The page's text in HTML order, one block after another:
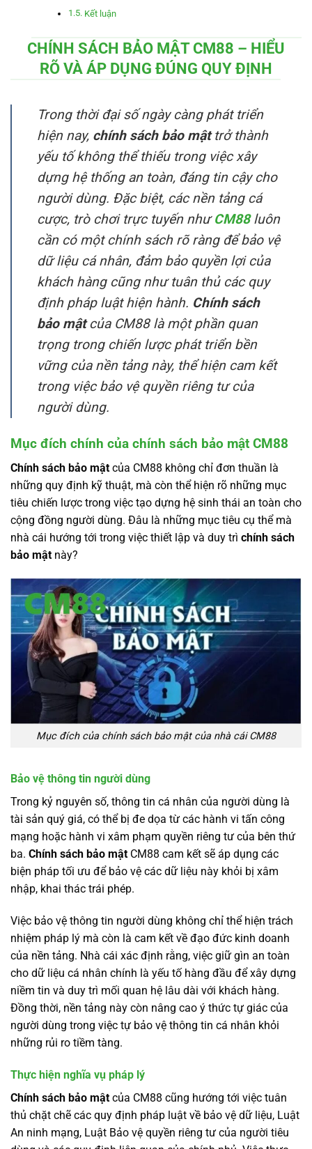
Kết luận
CHÍNH SÁCH BẢO MẬT CM88 – HIỂU
RÕ VÀ ÁP DỤNG ĐÚNG QUY ĐỊNH
Trong thời đại số ngày càng phát triển
hiện nay, chính sách bảo mậttrở thành
yếu tố không thể thiếu trong việc xây
dựng hệ thống an toàn, đáng tin cậy cho
người dùng. Đặc biệt, các nền tảng cá
cược, trò chơi trực tuyến nhưCM88luôn
cần có một chính sách rõ ràng để bảo vệ
dữ liệu cá nhân, đảm bảo quyền lợi của
khách hàng cũng như tuân thủ các quy
định pháp luật hiện hành. Chính sách
bảo mậtcủa CM88 là một phần quan
trọng trong chiến lược phát triển bền
vững của nền tảng này, thể hiện cam kết
trong việc bảo vệ quyền riêng tư của
người dùng.
Mục đích chính của chính sách bảo mật CM88
Chính sách bảo mật của CM88 không chỉ đơn thuần là
những quy định kỹ thuật, mà còn thể hiện rõ những mục
tiêu chiến lược trong việc tạo dựng hệ sinh thái an toàn cho
cộng đồng người dùng. Đâu là những mục tiêu cụ thể mà
nhà cái hướng tới trong việc thiết lập và duy trì chính sách
bảo mật này?
Mục đích của chính sách bảo mật của nhà cái CM88
Bảo vệ thông tin người dùng
Trong kỷ nguyên số, thông tin cá nhân của người dùng là
tài sản quý giá, có thể bị đe dọa từ các hành vi tấn công
mạng hoặc hành vi xâm phạm quyền riêng tư của bên thứ
ba. Chính sách bảo mật CM88 cam kết sẽ áp dụng các
biện pháp tối ưu để bảo vệ các dữ liệu này khỏi bị xâm
nhập, khai thác trái phép.
Việc bảo vệ thông tin người dùng không chỉ thể hiện trách
nhiệm pháp lý mà còn là cam kết về đạo đức kinh doanh
của nền tảng. Nhà cái xác định rằng, việc giữ gìn an toàn
cho dữ liệu cá nhân chính là yếu tố hàng đầu để xây dựng
niềm tin và duy trì mối quan hệ lâu dài với khách hàng.
Đồng thời, nền tảng này còn nâng cao ý thức tự giác của
người dùng trong việc tự bảo vệ thông tin cá nhân khỏi
những rủi ro tiềm tàng.
Thực hiện nghĩa vụ pháp lý
Chính sách bảo mật của CM88 cũng hướng tới việc tuân
thủ chặt chẽ các quy định pháp luật về bảo vệ dữ liệu, Luật
An ninh mạng, Luật Bảo vệ quyền riêng tư của người tiêu